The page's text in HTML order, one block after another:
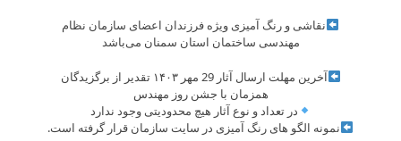
نقاشی و رنگ آمیزی ویژه فرزندان اعضای سازمان نظام
مهندسی ساختمان استان سمنان می‌باشد
آخرین مهلت ارسال آثار 29 مهر ۱۴۰۳ تقدیر از برگزیدگان
همزمان با جشن روز مهندس
در تعداد و نوع آثار هیچ محدودیتی وجود ندارد
نمونه الگو های رنگ آمیزی در سایت سازمان قرار گرفته است.